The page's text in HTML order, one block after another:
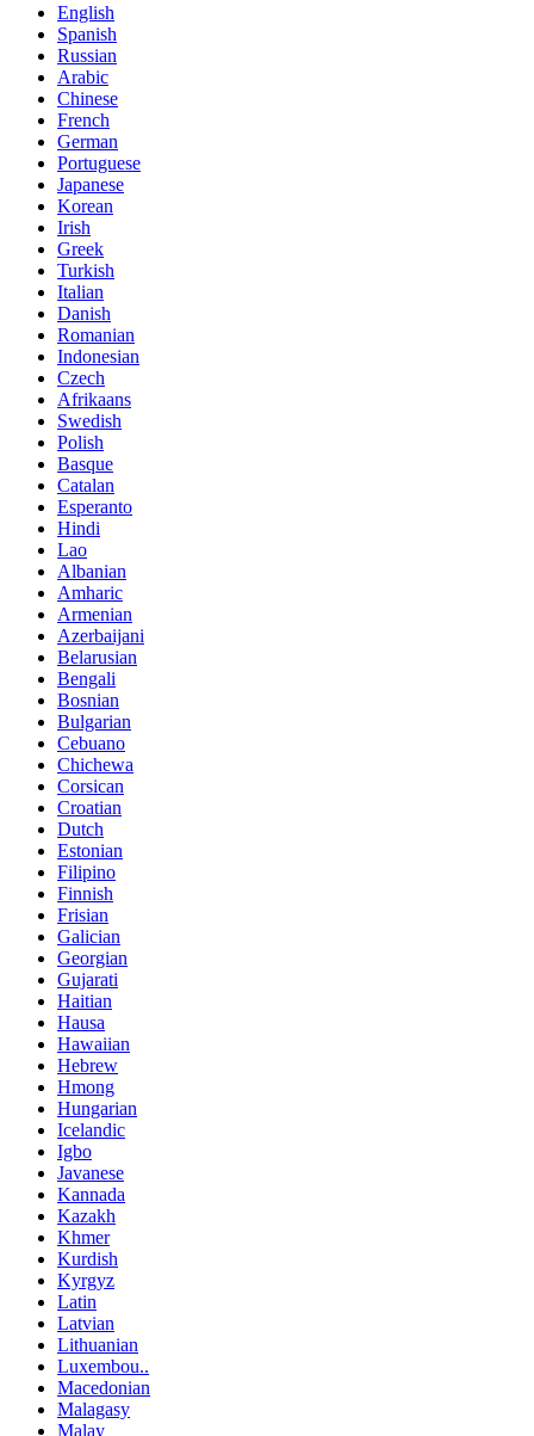
English
Spanish
Russian
Arabic
Chinese
French
German
Portuguese
Japanese
Korean
Irish
Greek
Turkish
Italian
Danish
Romanian
Indonesian
Czech
Afrikaans
Swedish
Polish
Basque
Catalan
Esperanto
Hindi
Lao
Albanian
Amharic
Armenian
Azerbaijani
Belarusian
Bengali
Bosnian
Bulgarian
Cebuano
Chichewa
Corsican
Croatian
Dutch
Estonian
Filipino
Finnish
Frisian
Galician
Georgian
Gujarati
Haitian
Hausa
Hawaiian
Hebrew
Hmong
Hungarian
Icelandic
Igbo
Javanese
Kannada
Kazakh
Khmer
Kurdish
Kyrgyz
Latin
Latvian
Lithuanian
Luxembou..
Macedonian
Malagasy
Malay